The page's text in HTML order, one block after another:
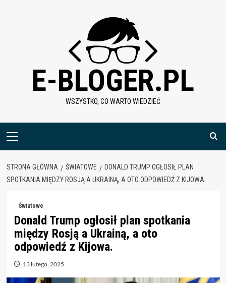
E-BLOGER.PL
WSZYSTKO, CO WARTO WIEDZIEĆ
Menu
STRONA GŁÓWNA ŚWIATOWE
DONALD TRUMP OGŁOSIŁ PLAN
SPOTKANIA MIĘDZY ROSJĄ A UKRAINĄ, A OTO ODPOWIEDŹ Z KIJOWA.
Światowe
Donald Trump ogłosił plan spotkania
między Rosją a Ukrainą, a oto
odpowiedź z Kijowa.
13 lutego, 2025